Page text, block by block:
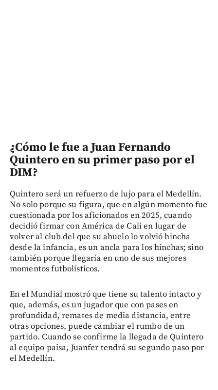
¿Cómo le fue a Juan Fernando
Quintero en su primer paso por el
DIM?
Quintero será un refuerzo de lujo para el Medellín.
No solo porque su figura, que en algún momento fue
cuestionada por los aficionados en 2025, cuando
decidió firmar con América de Cali en lugar de
volver al club del que su abuelo lo volvió hincha
desde la infancia, es un ancla para los hinchas; sino
también porque llegaría en uno de sus mejores
momentos futbolísticos.
En el Mundial mostró que tiene su talento intacto y
que, además, es un jugador que con pases en
profundidad, remates de media distancia, entre
otras opciones, puede cambiar el rumbo de un
partido. Cuando se confirme la llegada de Quintero
al equipo paisa, Juanfer tendrá su segundo paso por
el Medellín.